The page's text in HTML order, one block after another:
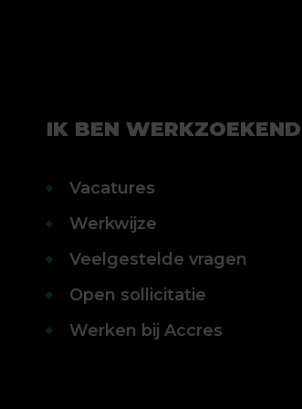
IK BEN WERKZOEKEND
Vacatures
Werkwijze
Veelgestelde vragen
Open sollicitatie
Werken bij Accres